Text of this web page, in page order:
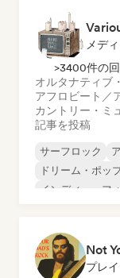
メデ
>3400件の
オルタナティブ
アフロビート／
カントリー・ミ
記事を投稿
サーフロック
ドリーム・ポッ
インディー・フ
プレ